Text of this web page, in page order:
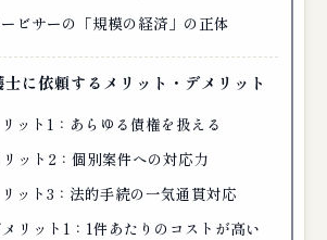
ビサーの「規模の経済」の正体
士に依頼するメリット・デメリット
ット1：あらゆる債権を扱える
ット2：個別案件への対応力
ット3：法的手続の一気通貫対応
リット1：1件あたりのコストが高い